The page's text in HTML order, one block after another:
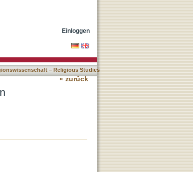
Einloggen
– Religious Studies
« zurück